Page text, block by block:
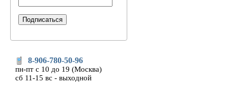
8-906-780-50-96
пн-пт с 10 до 19 (Москва)
сб 11-15 вс - выходной